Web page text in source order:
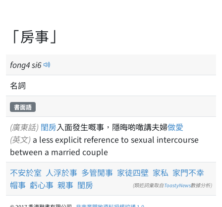
「房事」
fong4si6
名詞
書面語
(廣東話) 閨房入面發生嘅事，隱晦啲噉講夫婦做愛
(英文) a less explicit reference to sexual intercourse
between a married couple
不安於室 人浮於事 多管閒事 家徒四壁 家私 家門不幸
帽事 虧心事 親事 閨房 (類近詞彙取自ToastyNews數據分析)